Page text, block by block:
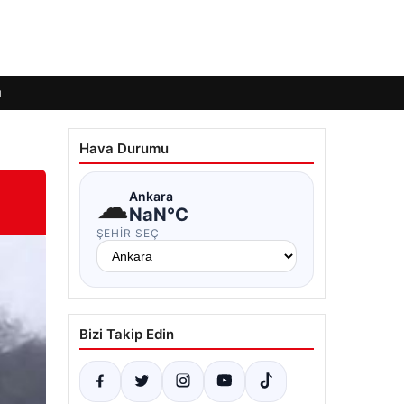
Hava Durumu
☁Ankara
NaN°C
ŞEHIR SEÇ
Bizi Takip Edin